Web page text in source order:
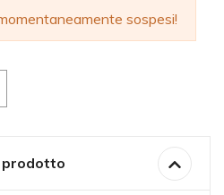
sospesi!
prodotto